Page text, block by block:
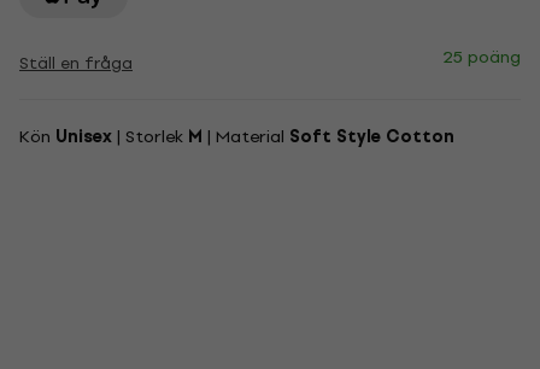
Ställ en fråga 25 poäng
Kön Unisex | Storlek M | Material Soft Style Cotton